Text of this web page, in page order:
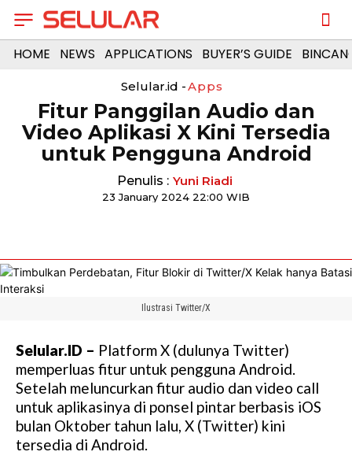
HOME NEWS APPLICATIONS BUYER’S GUIDE
Selular.id -Apps
Fitur Panggilan Audio dan
Video Aplikasi X Kini Tersedia
untuk Pengguna Android
Penulis : Yuni Riadi
23 January 2024 22:00 WIB
Ilustrasi Twitter/X
Selular.ID – Platform X (dulunya Twitter)
memperluas fitur untuk pengguna Android.
Setelah meluncurkan fitur audio dan video call
untuk aplikasinya di ponsel pintar berbasis iOS
bulan Oktober tahun lalu, X (Twitter) kini
tersedia di Android.